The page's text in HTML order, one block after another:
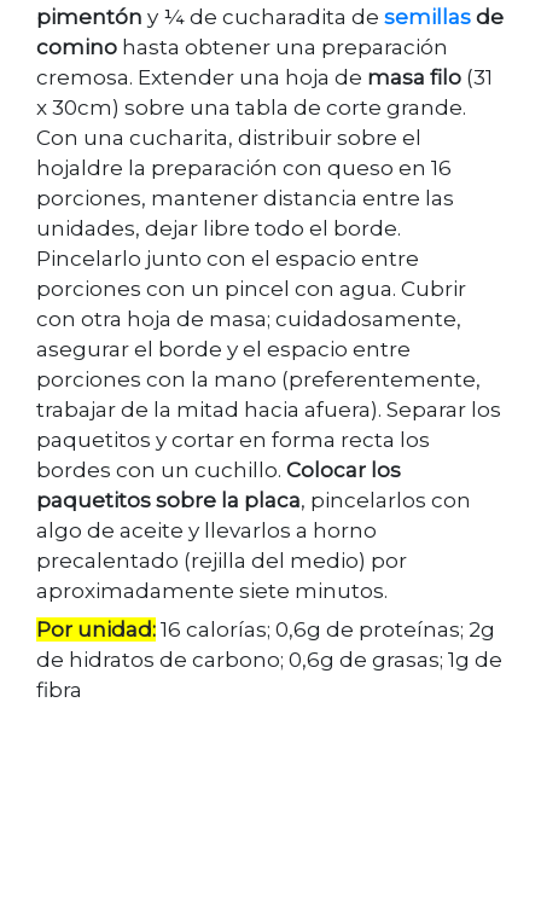
pimentón y ¼ de cucharadita de semillas de
comino hasta obtener una preparación
cremosa. Extender una hoja de masa filo (31
x 30cm) sobre una tabla de corte grande.
Con una cucharita, distribuir sobre el
hojaldre la preparación con queso en 16
porciones, mantener distancia entre las
unidades, dejar libre todo el borde.
Pincelarlo junto con el espacio entre
porciones con un pincel con agua. Cubrir
con otra hoja de masa; cuidadosamente,
asegurar el borde y el espacio entre
porciones con la mano (preferentemente,
trabajar de la mitad hacia afuera). Separar los
paquetitos y cortar en forma recta los
bordes con un cuchillo. Colocar los
paquetitos sobre la placa, pincelarlos con
algo de aceite y llevarlos a horno
precalentado (rejilla del medio) por
aproximadamente siete minutos.
Por unidad: 16 calorías; 0,6g de proteínas; 2g
de hidratos de carbono; 0,6g de grasas; 1g de
fibra